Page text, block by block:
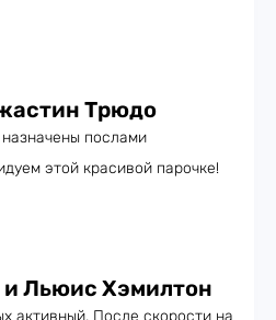
Трюдо
назначены послами
этой красивой парочке!
Льюис Хэмилтон
активный. После скорости на